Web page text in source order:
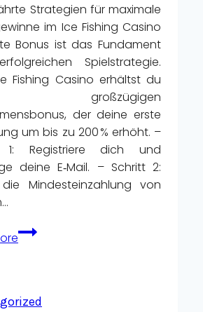
Casino
Strategien für maximale
im Ice Fishing Casino
Bonus ist das Fundament
Spielstrategie.
Fishing Casino erhältst du
großzügigen
der deine erste
um bis zu 200 % erhöht. –
1: Registriere dich und
deine E‑Mail. – Schritt 2:
Mindesteinzahlung von
10
bewährte
maximale